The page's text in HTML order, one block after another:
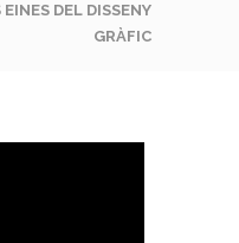
DEL DISSENY
GRÀFIC